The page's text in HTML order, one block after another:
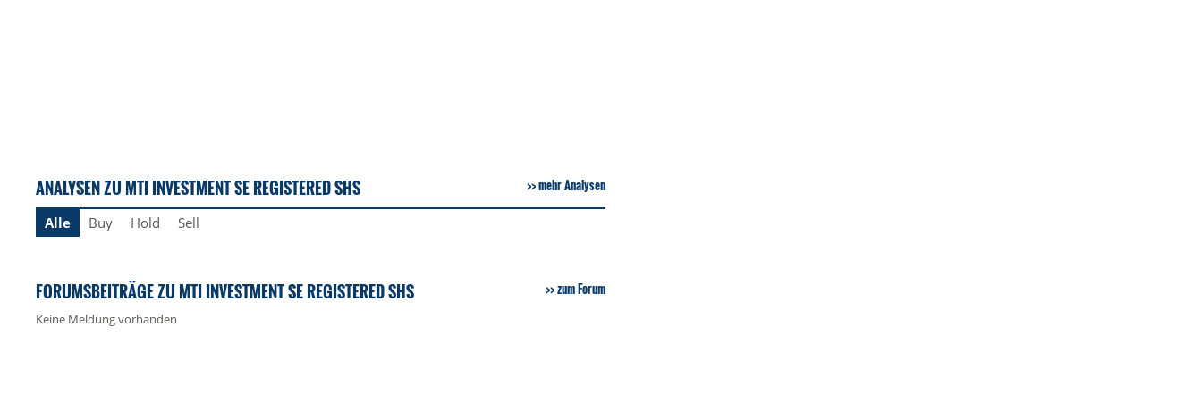
ANALYSEN ZU MTI INVESTMENT SE REGISTERED SHS mehr Analysen
Alle Buy Hold Sell
FORUMSBEITRÄGE ZU MTI INVESTMENT SE REGISTERED SHS zum Forum
Keine Meldung vorhanden